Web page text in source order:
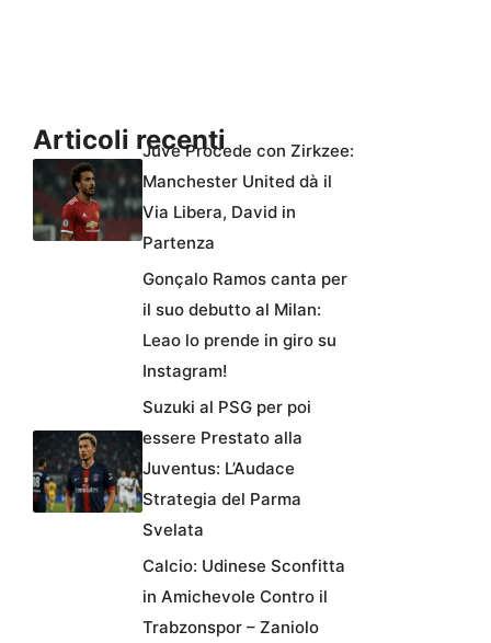
Articoli recentiJuve Procede con Zirkzee:
Manchester United dà il
Via Libera, David in
Partenza
Gonçalo Ramos canta per
il suo debutto al Milan:
Leao lo prende in giro su
Instagram!
Suzuki al PSG per poi
essere Prestato alla
Juventus: L’Audace
Strategia del Parma
Svelata
Calcio: Udinese Sconfitta
in Amichevole Contro il
Trabzonspor – Zaniolo